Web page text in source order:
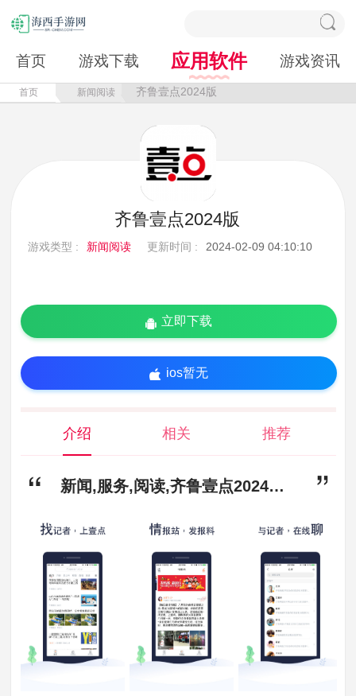
首页 游戏下载 应用软件 游戏资讯
首页 新闻阅读 齐鲁壹点2024版
齐鲁壹点2024版
游戏类型 : 新闻阅读 更新时间 : 2024-02-09 04:10:10
立即下载
ios暂无
介绍 相关 推荐
新闻,服务,阅读,齐鲁壹点2024版app下载-齐鲁壹点2024版安卓版下载10.4.2